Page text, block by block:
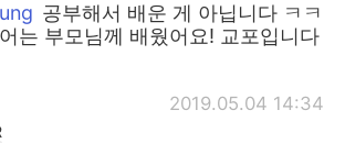
공부해서 배운 게 아닙니다 ㅋㅋ
는 부모님께 배웠어요! 교포입니다
2019.05.04 14:34